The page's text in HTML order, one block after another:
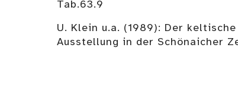
Tab.63.9
U. Klein u.a. (1989): Der
Ausstellung in der Schönaicher